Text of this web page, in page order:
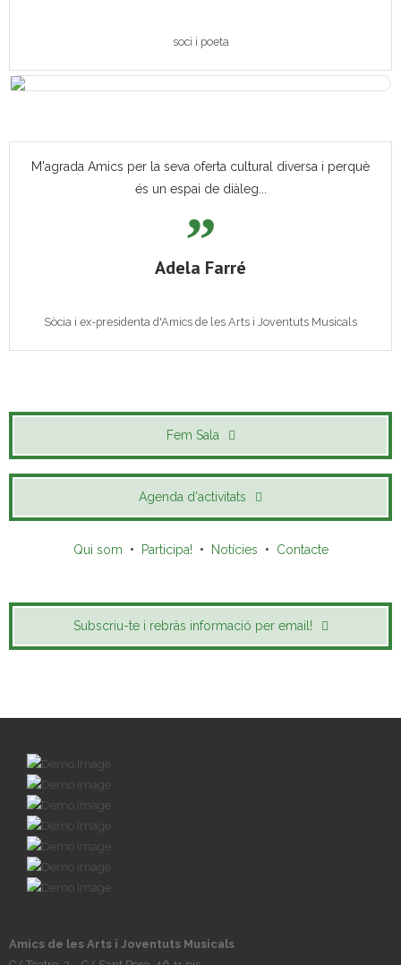
soci i poeta
M'agrada Amics per la seva oferta cultural diversa i perquè
és un espai de diàleg...
Adela Farré
Sòcia i ex-presidenta d'Amics de les Arts i Joventuts Musicals
Fem Sala
Agenda d'activitats
Qui som • Participa! • Notícies • Contacte
Subscriu-te i rebràs informació per email!
Amics de les Arts i Joventuts Musicals